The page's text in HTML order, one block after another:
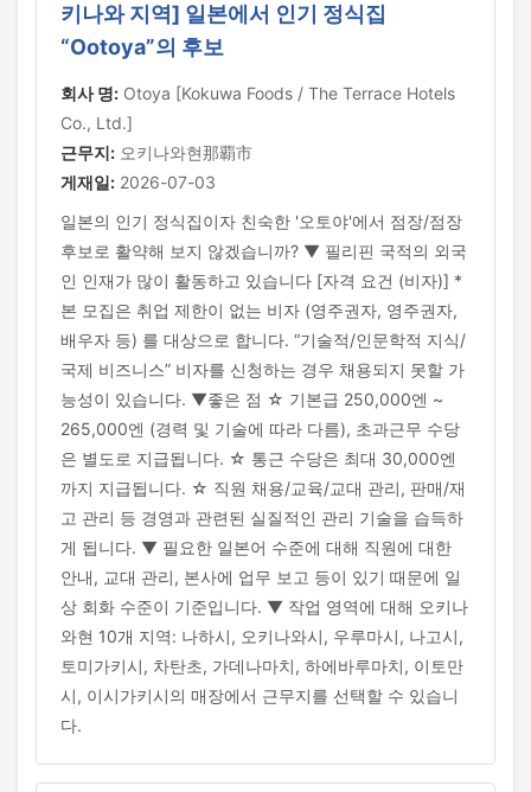
키나와 지역] 일본에서 인기 정식집
“Ootoya”의 후보
회사 명: Otoya [Kokuwa Foods / The Terrace Hotels
Co., Ltd.]
근무지: 오키나와현那覇市
게재일: 2026-07-03
일본의 인기 정식집이자 친숙한 '오토야'에서 점장/점장
후보로 활약해 보지 않겠습니까? ▼ 필리핀 국적의 외국
인 인재가 많이 활동하고 있습니다 [자격 요건 (비자)] *
본 모집은 취업 제한이 없는 비자 (영주권자, 영주권자,
배우자 등) 를 대상으로 합니다. “기술적/인문학적 지식/
국제 비즈니스” 비자를 신청하는 경우 채용되지 못할 가
능성이 있습니다. ▼좋은 점 ☆ 기본급 250,000엔 ~
265,000엔 (경력 및 기술에 따라 다름), 초과근무 수당
은 별도로 지급됩니다. ☆ 통근 수당은 최대 30,000엔
까지 지급됩니다. ☆ 직원 채용/교육/교대 관리, 판매/재
고 관리 등 경영과 관련된 실질적인 관리 기술을 습득하
게 됩니다. ▼ 필요한 일본어 수준에 대해 직원에 대한
안내, 교대 관리, 본사에 업무 보고 등이 있기 때문에 일
상 회화 수준이 기준입니다. ▼ 작업 영역에 대해 오키나
와현 10개 지역: 나하시, 오키나와시, 우루마시, 나고시,
토미가키시, 차탄초, 가데나마치, 하에바루마치, 이토만
시, 이시가키시의 매장에서 근무지를 선택할 수 있습니
다.